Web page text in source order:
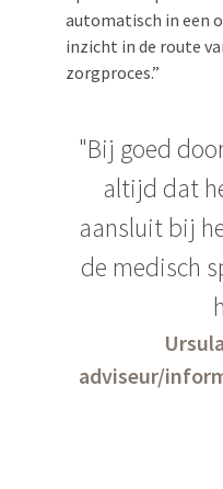
automatisch in een
inzicht in de route
zorgproces.”
"Bij goed
altijd dat
aansluit bij
de medisch
adviseur/